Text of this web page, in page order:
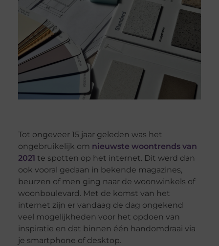
Tot ongeveer 15 jaar geleden was het
ongebruikelijk om nieuwste woontrends van
2021 te spotten op het internet. Dit werd dan
ook vooral gedaan in bekende magazines,
beurzen of men ging naar de woonwinkels of
woonboulevard. Met de komst van het
internet zijn er vandaag de dag ongekend
veel mogelijkheden voor het opdoen van
inspiratie en dat binnen één handomdraai via
je smartphone of desktop.